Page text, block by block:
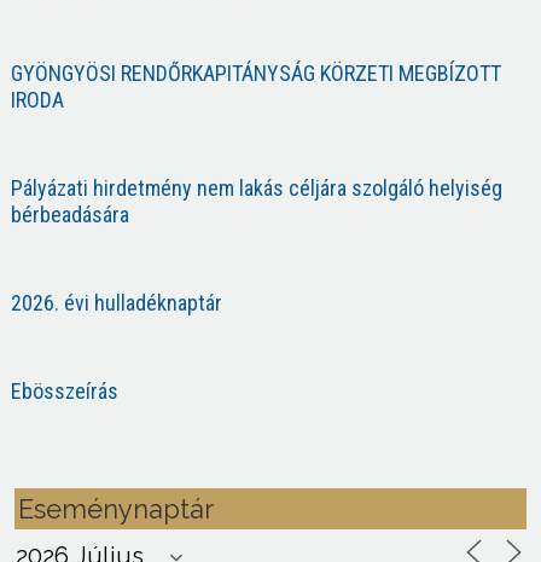
GYÖNGYÖSI RENDŐRKAPITÁNYSÁG KÖRZETI MEGBÍZOTT
IRODA
Pályázati hirdetmény nem lakás céljára szolgáló helyiség
bérbeadására
2026. évi hulladéknaptár
Ebösszeírás
Eseménynaptár